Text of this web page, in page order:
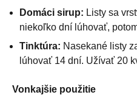
Domáci sirup: Listy sa
niekoľko dní lúhovať,
Tinktúra: Nasekané listy
lúhovať 14 dní. Užívať 20
Vonkajšie použitie